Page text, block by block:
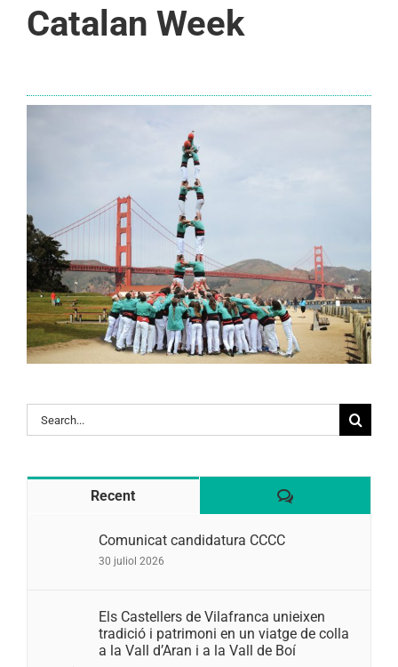
Catalan Week
Search
for:
Recent Comentaris
Comunicat candidatura CCCC
30 juliol 2026
Els Castellers de Vilafranca unieixen
tradició i patrimoni en un viatge de colla
a la Vall d’Aran i a la Vall de Boí